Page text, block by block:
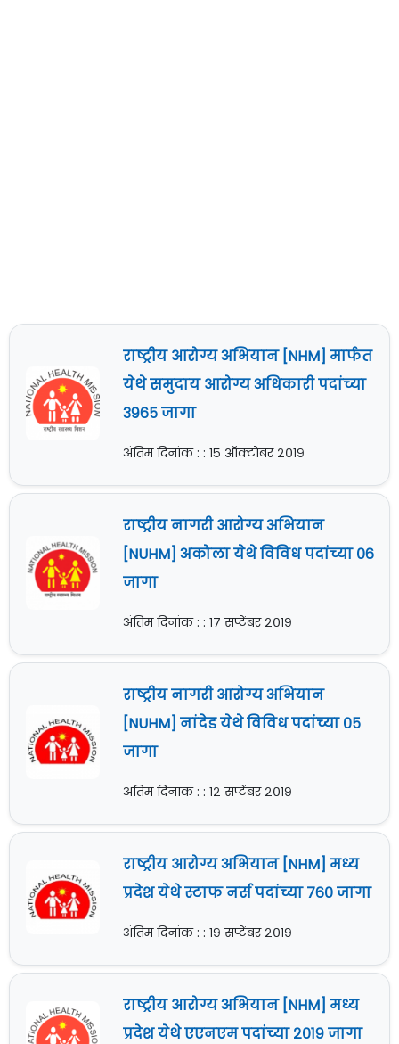
राष्ट्रीय आरोग्य अभियान [NHM] मार्फत
येथे समुदाय आरोग्य अधिकारी पदांच्या
३९६५ जागा
अंतिम दिनांक : : १५ ऑक्टोबर २०१९
राष्ट्रीय नागरी आरोग्य अभियान
[NUHM] अकोला येथे विविध पदांच्या ०६
जागा
अंतिम दिनांक : : १७ सप्टेंबर २०१९
राष्ट्रीय नागरी आरोग्य अभियान
[NUHM] नांदेड येथे विविध पदांच्या ०५
जागा
अंतिम दिनांक : : १२ सप्टेंबर २०१९
राष्ट्रीय आरोग्य अभियान [NHM] मध्य
प्रदेश येथे स्टाफ नर्स पदांच्या ७६० जागा
अंतिम दिनांक : : १९ सप्टेंबर २०१९
राष्ट्रीय आरोग्य अभियान [NHM] मध्य
प्रदेश येथे एएनएम पदांच्या २०१९ जागा